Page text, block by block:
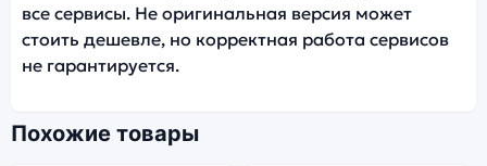
все сервисы. Не оригинальная версия может
стоить дешевле, но корректная работа сервисов
не гарантируется.
Похожие товары